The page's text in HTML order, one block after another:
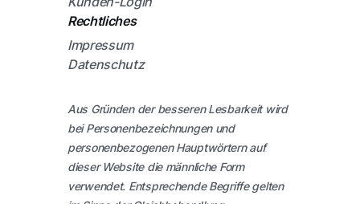
Rechtliches
Impressum
Datenschutz
Aus Gründen der besseren Lesbarkeit wird
bei Personenbezeichnungen und
personenbezogenen Hauptwörtern auf
dieser Website die männliche Form
verwendet. Entsprechende Begriffe gelten